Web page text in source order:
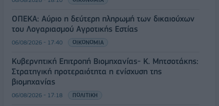
ΟΠΕΚΑ: Αύριο η δεύτερη πληρωμή των δικαιούχων
του Λογαριασμού Αγροτικής Εστίας
06/08/2026 - 17:40 ΟΙΚΟΝΟΜΙΑ
Κυβερνητική Επιτροπή Βιομηχανίας- Κ. Μητσοτάκης:
Στρατηγική προτεραιότητα η ενίσχυση της
βιομηχανίας
06/08/2026 - 17:18 ΠΟΛΙΤΙΚΗ